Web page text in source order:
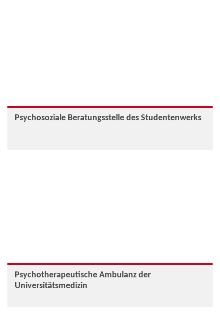
Psychosoziale Beratungsstelle des Studentenwerks
Psychotherapeutische Ambulanz der
Universitätsmedizin